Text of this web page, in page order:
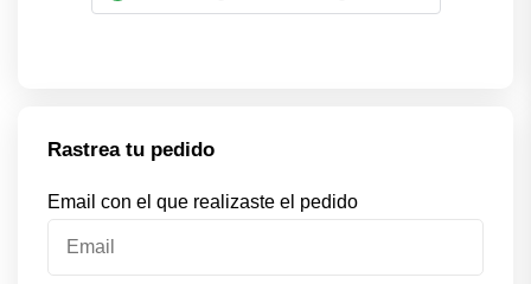
Rastrea tu pedido
Email con el que realizaste el pedido